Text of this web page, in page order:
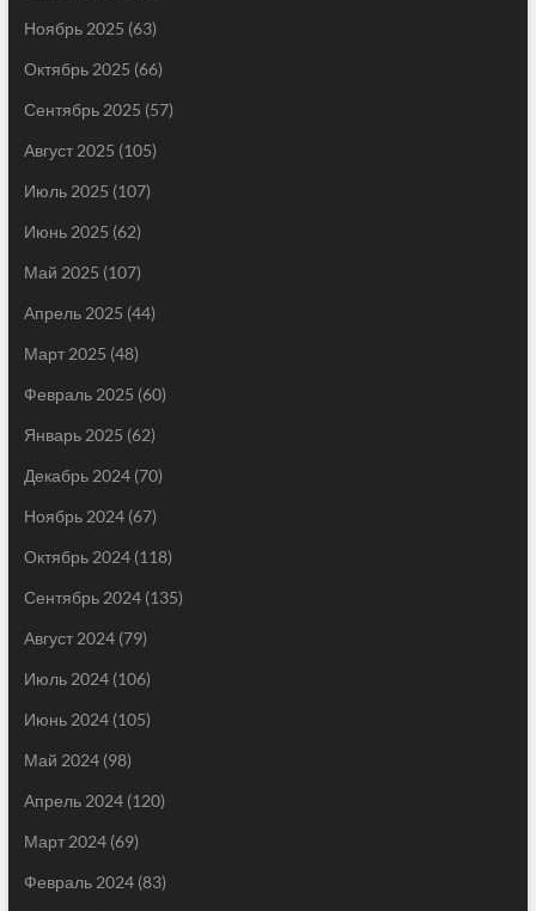
Ноябрь 2025 (63)
Октябрь 2025 (66)
Сентябрь 2025 (57)
Август 2025 (105)
Июль 2025 (107)
Июнь 2025 (62)
Май 2025 (107)
Апрель 2025 (44)
Март 2025 (48)
Февраль 2025 (60)
Январь 2025 (62)
Декабрь 2024(70)
Ноябрь 2024(67)
Октябрь 2024(118)
Сентябрь 2024(135)
Август 2024(79)
Июль 2024(106)
Июнь 2024(105)
Май 2024(98)
Апрель 2024(120)
Март 2024(69)
Февраль 2024(83)